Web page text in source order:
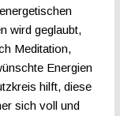
wird geglaubt,
Meditation,
Energien
hilft, diese
sich voll und